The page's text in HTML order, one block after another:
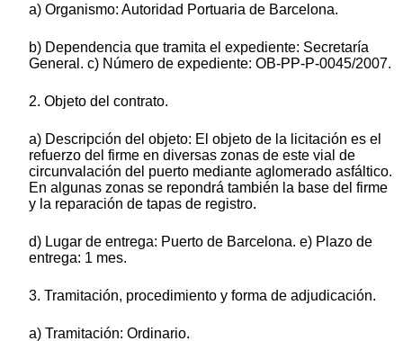
a) Organismo: Autoridad Portuaria de Barcelona.
b) Dependencia que tramita el expediente: Secretaría
General. c) Número de expediente: OB-PP-P-0045/2007.
2. Objeto del contrato.
a) Descripción del objeto: El objeto de la licitación es el
refuerzo del firme en diversas zonas de este vial de
circunvalación del puerto mediante aglomerado asfáltico.
En algunas zonas se repondrá también la base del firme
y la reparación de tapas de registro.
d) Lugar de entrega: Puerto de Barcelona. e) Plazo de
entrega: 1 mes.
3. Tramitación, procedimiento y forma de adjudicación.
a) Tramitación: Ordinario.